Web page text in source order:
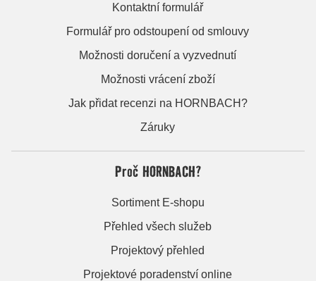
Kontaktní formulář
Formulář pro odstoupení od smlouvy
Možnosti doručení a vyzvednutí
Možnosti vrácení zboží
Jak přidat recenzi na HORNBACH?
Záruky
Proč HORNBACH?
Sortiment E-shopu
Přehled všech služeb
Projektový přehled
Projektové poradenství online